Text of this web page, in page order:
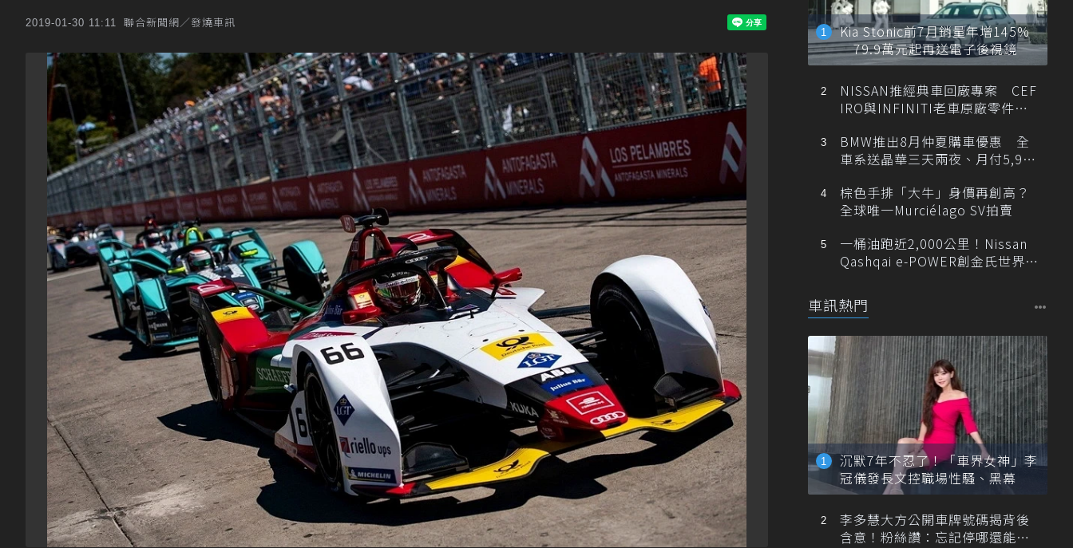
2019-01-30 11:11 聯合新聞網／發燒車訊
Kia Stonic前7月銷量年增145%
79.9萬元起再送電子後視鏡
NISSAN推經典車回廠專案 CEF
IRO與INFINITI老車原廠零件最
BMW推出8月仲夏購車優惠 全
車系送晶華三天兩夜、月付5,900
棕色手排「大牛」身價再創高？
全球唯一Murciélago SV拍賣
一桶油跑近2,000公里！Nissan
Qashqai e-POWER創金氏世界紀
車訊熱門
沉默7年不忍了！「車界女神」李
冠儀發長文控職場性騷、黑幕
李多慧大方公開車牌號碼揭背後
含意！粉絲讚：忘記停哪還能幫